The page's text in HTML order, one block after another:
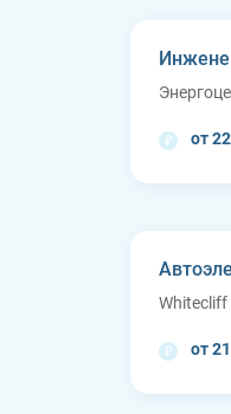
от
Whitecliff
от